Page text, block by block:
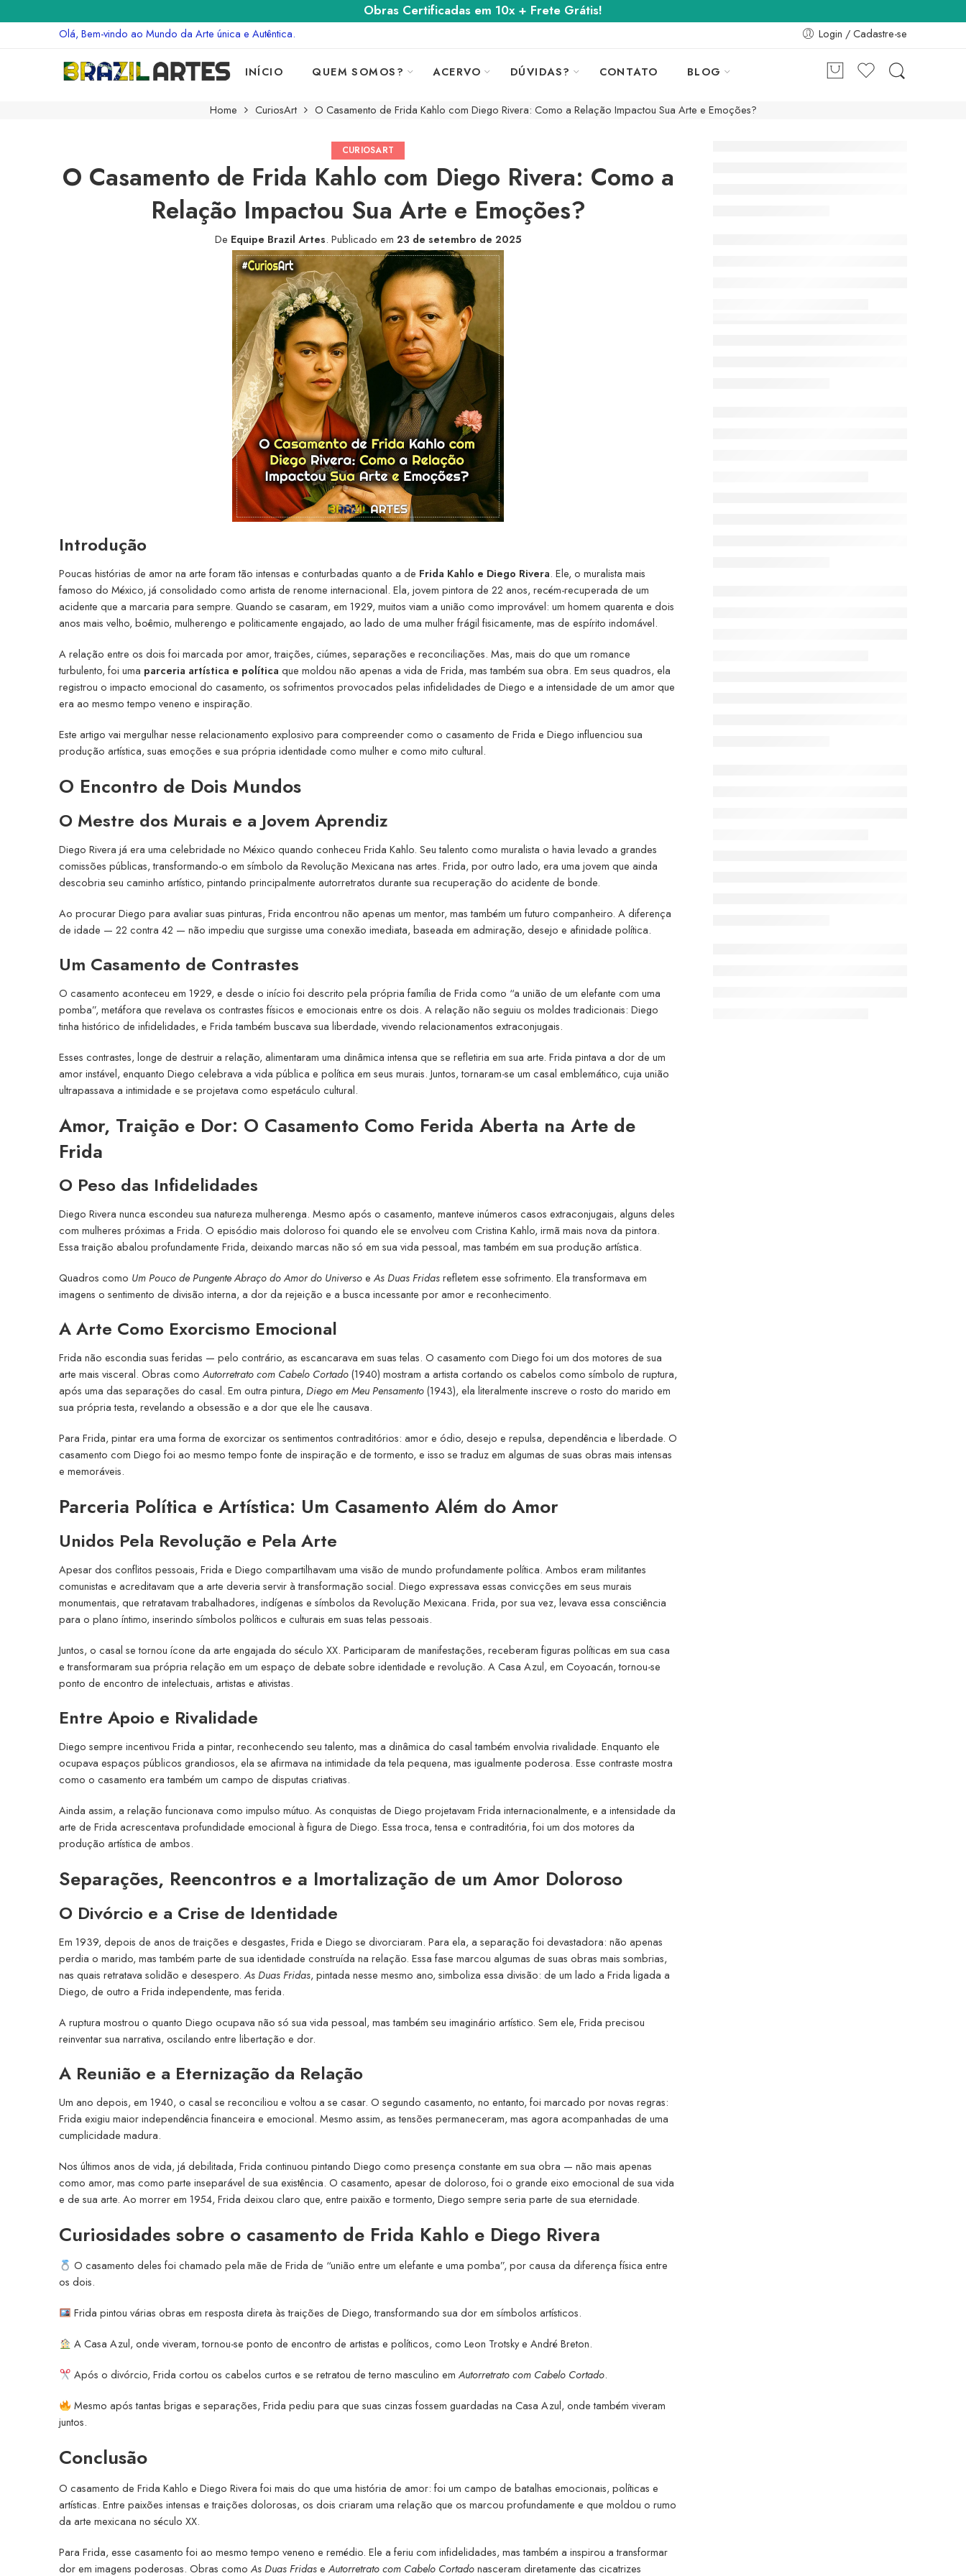
Obras Certificadas em 10x + Frete Grátis!
Olá, Bem-vindo ao Mundo da Arte única e Autêntica. Login / Cadastre-se
INÍCIO QUEM SOMOS? ACERVO DÚVIDAS? CONTATO BLOG
Home CuriosArt O Casamento de Frida Kahlo com Diego Rivera: Como a Relação Impactou Sua Arte e Emoções?
CURIOSART
O Casamento de Frida Kahlo com Diego Rivera: Como a
Relação Impactou Sua Arte e Emoções?
De Equipe Brazil Artes. Publicado em 23 de setembro de 2025
Introdução
Poucas histórias de amor na arte foram tão intensas e conturbadas quanto a de Frida Kahlo e Diego Rivera. Ele, o muralista mais
famoso do México, já consolidado como artista de renome internacional. Ela, jovem pintora de 22 anos, recém-recuperada de um
acidente que a marcaria para sempre. Quando se casaram, em 1929, muitos viam a união como improvável: um homem quarenta e dois
anos mais velho, boêmio, mulherengo e politicamente engajado, ao lado de uma mulher frágil fisicamente, mas de espírito indomável.
A relação entre os dois foi marcada por amor, traições, ciúmes, separações e reconciliações. Mas, mais do que um romance
turbulento, foi uma parceria artística e política que moldou não apenas a vida de Frida, mas também sua obra. Em seus quadros, ela
registrou o impacto emocional do casamento, os sofrimentos provocados pelas infidelidades de Diego e a intensidade de um amor que
era ao mesmo tempo veneno e inspiração.
Este artigo vai mergulhar nesse relacionamento explosivo para compreender como o casamento de Frida e Diego influenciou sua
produção artística, suas emoções e sua própria identidade como mulher e como mito cultural.
O Encontro de Dois Mundos
O Mestre dos Murais e a Jovem Aprendiz
Diego Rivera já era uma celebridade no México quando conheceu Frida Kahlo. Seu talento como muralista o havia levado a grandes
comissões públicas, transformando-o em símbolo da Revolução Mexicana nas artes. Frida, por outro lado, era uma jovem que ainda
descobria seu caminho artístico, pintando principalmente autorretratos durante sua recuperação do acidente de bonde.
Ao procurar Diego para avaliar suas pinturas, Frida encontrou não apenas um mentor, mas também um futuro companheiro. A diferença
de idade — 22 contra 42 — não impediu que surgisse uma conexão imediata, baseada em admiração, desejo e afinidade política.
Um Casamento de Contrastes
O casamento aconteceu em 1929, e desde o início foi descrito pela própria família de Frida como “a união de um elefante com uma
pomba”, metáfora que revelava os contrastes físicos e emocionais entre os dois. A relação não seguiu os moldes tradicionais: Diego
tinha histórico de infidelidades, e Frida também buscava sua liberdade, vivendo relacionamentos extraconjugais.
Esses contrastes, longe de destruir a relação, alimentaram uma dinâmica intensa que se refletiria em sua arte. Frida pintava a dor de um
amor instável, enquanto Diego celebrava a vida pública e política em seus murais. Juntos, tornaram-se um casal emblemático, cuja união
ultrapassava a intimidade e se projetava como espetáculo cultural.
Amor, Traição e Dor: O Casamento Como Ferida Aberta na Arte de
Frida
O Peso das Infidelidades
Diego Rivera nunca escondeu sua natureza mulherenga. Mesmo após o casamento, manteve inúmeros casos extraconjugais, alguns deles
com mulheres próximas a Frida. O episódio mais doloroso foi quando ele se envolveu com Cristina Kahlo, irmã mais nova da pintora.
Essa traição abalou profundamente Frida, deixando marcas não só em sua vida pessoal, mas também em sua produção artística.
Quadros como Um Pouco de Pungente Abraço do Amor do Universoe As Duas Fridasrefletem esse sofrimento. Ela transformava em
imagens o sentimento de divisão interna, a dor da rejeição e a busca incessante por amor e reconhecimento.
A Arte Como Exorcismo Emocional
Frida não escondia suas feridas — pelo contrário, as escancarava em suas telas. O casamento com Diego foi um dos motores de sua
arte mais visceral. Obras como Autorretrato com Cabelo Cortado(1940) mostram a artista cortando os cabelos como símbolo de ruptura,
após uma das separações do casal. Em outra pintura, Diego em Meu Pensamento(1943), ela literalmente inscreve o rosto do marido em
sua própria testa, revelando a obsessão e a dor que ele lhe causava.
Para Frida, pintar era uma forma de exorcizar os sentimentos contraditórios: amor e ódio, desejo e repulsa, dependência e liberdade. O
casamento com Diego foi ao mesmo tempo fonte de inspiração e de tormento, e isso se traduz em algumas de suas obras mais intensas
e memoráveis.
Parceria Política e Artística: Um Casamento Além do Amor
Unidos Pela Revolução e Pela Arte
Apesar dos conflitos pessoais, Frida e Diego compartilhavam uma visão de mundo profundamente política. Ambos eram militantes
comunistas e acreditavam que a arte deveria servir à transformação social. Diego expressava essas convicções em seus murais
monumentais, que retratavam trabalhadores, indígenas e símbolos da Revolução Mexicana. Frida, por sua vez, levava essa consciência
para o plano íntimo, inserindo símbolos políticos e culturais em suas telas pessoais.
Juntos, o casal se tornou ícone da arte engajada do século XX. Participaram de manifestações, receberam figuras políticas em sua casa
e transformaram sua própria relação em um espaço de debate sobre identidade e revolução. A Casa Azul, em Coyoacán, tornou-se
ponto de encontro de intelectuais, artistas e ativistas.
Entre Apoio e Rivalidade
Diego sempre incentivou Frida a pintar, reconhecendo seu talento, mas a dinâmica do casal também envolvia rivalidade. Enquanto ele
ocupava espaços públicos grandiosos, ela se afirmava na intimidade da tela pequena, mas igualmente poderosa. Esse contraste mostra
como o casamento era também um campo de disputas criativas.
Ainda assim, a relação funcionava como impulso mútuo. As conquistas de Diego projetavam Frida internacionalmente, e a intensidade da
arte de Frida acrescentava profundidade emocional à figura de Diego. Essa troca, tensa e contraditória, foi um dos motores da
produção artística de ambos.
Separações, Reencontros e a Imortalização de um Amor Doloroso
O Divórcio e a Crise de Identidade
Em 1939, depois de anos de traições e desgastes, Frida e Diego se divorciaram. Para ela, a separação foi devastadora: não apenas
perdia o marido, mas também parte de sua identidade construída na relação. Essa fase marcou algumas de suas obras mais sombrias,
nas quais retratava solidão e desespero. As Duas Fridas, pintada nesse mesmo ano, simboliza essa divisão: de um lado a Frida ligada a
Diego, de outro a Frida independente, mas ferida.
A ruptura mostrou o quanto Diego ocupava não só sua vida pessoal, mas também seu imaginário artístico. Sem ele, Frida precisou
reinventar sua narrativa, oscilando entre libertação e dor.
A Reunião e a Eternização da Relação
Um ano depois, em 1940, o casal se reconciliou e voltou a se casar. O segundo casamento, no entanto, foi marcado por novas regras:
Frida exigiu maior independência financeira e emocional. Mesmo assim, as tensões permaneceram, mas agora acompanhadas de uma
cumplicidade madura.
Nos últimos anos de vida, já debilitada, Frida continuou pintando Diego como presença constante em sua obra — não mais apenas
como amor, mas como parte inseparável de sua existência. O casamento, apesar de doloroso, foi o grande eixo emocional de sua vida
e de sua arte. Ao morrer em 1954, Frida deixou claro que, entre paixão e tormento, Diego sempre seria parte de sua eternidade.
Curiosidades sobre o casamento de Frida Kahlo e Diego Rivera
O casamento deles foi chamado pela mãe de Frida de “união entre um elefante e uma pomba”, por causa da diferença física entre
os dois.
Frida pintou várias obras em resposta direta às traições de Diego, transformando sua dor em símbolos artísticos.
A Casa Azul, onde viveram, tornou-se ponto de encontro de artistas e políticos, como Leon Trotsky e André Breton.
Após o divórcio, Frida cortou os cabelos curtos e se retratou de terno masculino em Autorretrato com Cabelo Cortado.
Mesmo após tantas brigas e separações, Frida pediu para que suas cinzas fossem guardadas na Casa Azul, onde também viveram
juntos.
Conclusão
O casamento de Frida Kahlo e Diego Rivera foi mais do que uma história de amor: foi um campo de batalhas emocionais, políticas e
artísticas. Entre paixões intensas e traições dolorosas, os dois criaram uma relação que os marcou profundamente e que moldou o rumo
da arte mexicana no século XX.
Para Frida, esse casamento foi ao mesmo tempo veneno e remédio. Ele a feriu com infidelidades, mas também a inspirou a transformar
dor em imagens poderosas. Obras como As Duas Fridase Autorretrato com Cabelo Cortadonasceram diretamente das cicatrizes